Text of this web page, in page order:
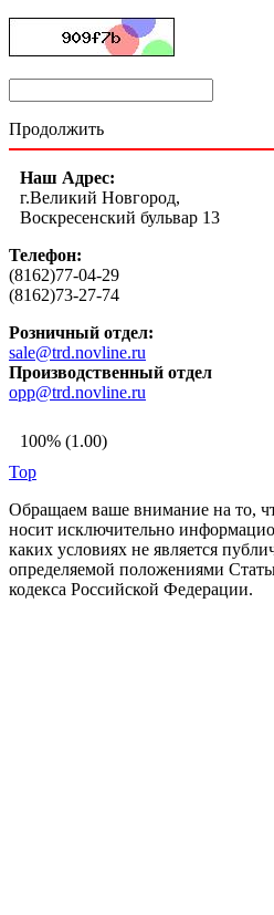
Продолжить
Наш Адрес:
г.Великий Новгород,
Воскресенский бульвар 13
Телефон:
(8162)77-04-29
(8162)73-27-74
Розничный отдел:
sale@trd.novline.ru
Производственный отдел
opp@trd.novline.ru
100% (1.00)
Top
Обращаем ваше внимание на то,
носит исключительно
каких условиях не является
определяемой положениями
кодекса Российской Федерации.